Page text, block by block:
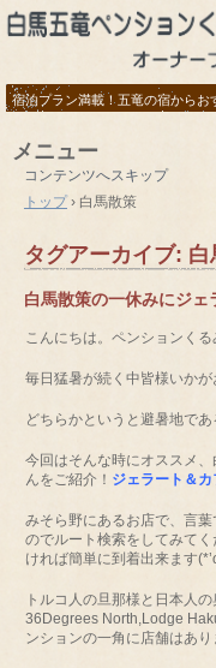
宿泊プラン満載！五竜の宿からお
メニュー
コンテンツへスキップ
トップ › 白馬散策
タグアーカイブ: 白
白馬散策の一休みにジェ
こんにちは。ペンションくる
毎日猛暑が続く中皆様いかが
どちらかというと避暑地で
今回はそんな時にオススメ
んをご紹介！ ジェラート＆
みそら野にあるお店で、言
のでルート検索をしてみて
ければ簡単に到着出来ます
トルコ人の旦那様と日本人
36Degrees North,Lodge
ンションの一角に店舗はあり